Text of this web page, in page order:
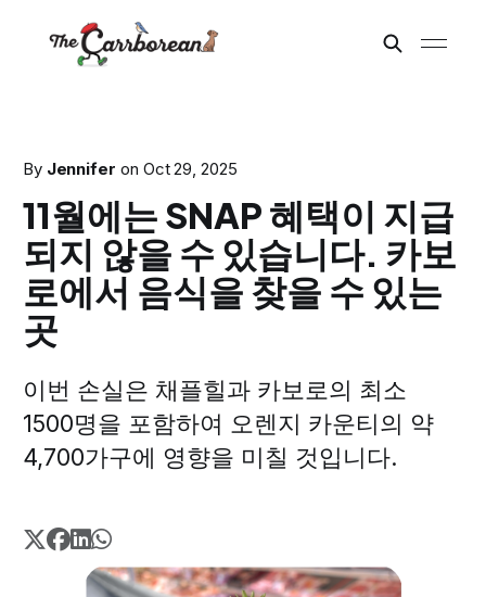
By Jennifer on Oct 29, 2025
11월에는 SNAP 혜택이 지급
되지 않을 수 있습니다. 카보
로에서 음식을 찾을 수 있는
곳
이번 손실은 채플힐과 카보로의 최소
1500명을 포함하여 오렌지 카운티의 약
4,700가구에 영향을 미칠 것입니다.